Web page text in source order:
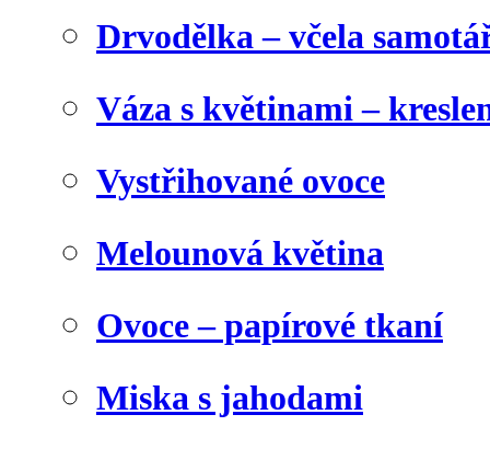
Drvodělka – včela
Váza s květinami –
Vystřihované ovoce
Melounová květina
Ovoce – papírové tkaní
Miska s jahodami